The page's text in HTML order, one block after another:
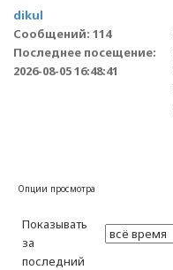
dikul
Сообщений: 114
Последнее посещение:
2026-08-05 16:48:41
Опции просмотра
Показывать
за
последний